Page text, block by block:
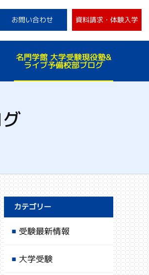
名門学館 大学受験現役塾&
ライブ予備校部ブログ
お問い合わせ 資料請求・体験入学
カテゴリー
受験最新情報
大学受験